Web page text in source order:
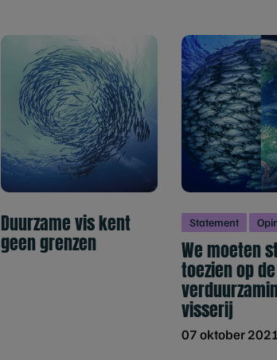
Duurzame vis kent
geen grenzen
Statement
We moeten
toezien op de
visserij
07 oktober 2021